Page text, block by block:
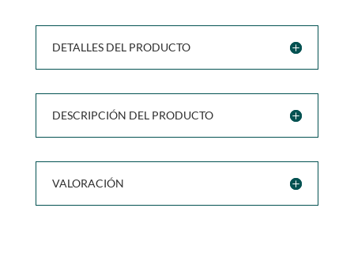
DETALLES DEL PRODUCTO
DESCRIPCIÓN DEL PRODUCTO
VALORACIÓN